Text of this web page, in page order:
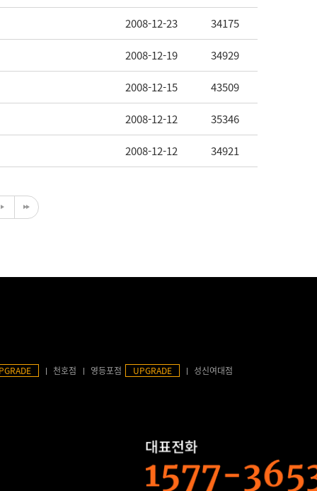
2008-12-23 34175
2008-12-19 34929
2008-12-15 43509
2008-12-12 35346
2008-12-12 34921
천호점 영등포점 UPGRADE 성신여대점